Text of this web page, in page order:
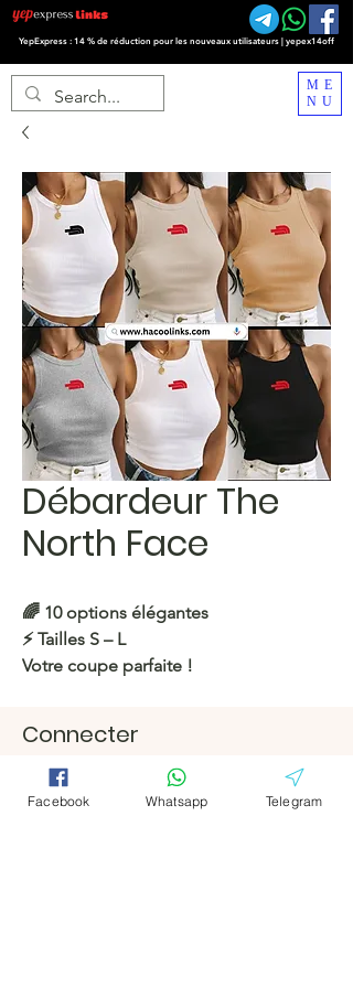
YepExpress : 14 % de réduction pour les nouveaux utilisateurs | yepex14off
ME
NU
Débardeur The
North Face
🌈 10 options élégantes
⚡️ Tailles S – L
Votre coupe parfaite !
Magasin Hacoo
https://c.hacoo.pl/2eg7RJ
Connecter
Facebook
Télégramm
Facebook
Télégramm
Facebook Whatsapp Telegram